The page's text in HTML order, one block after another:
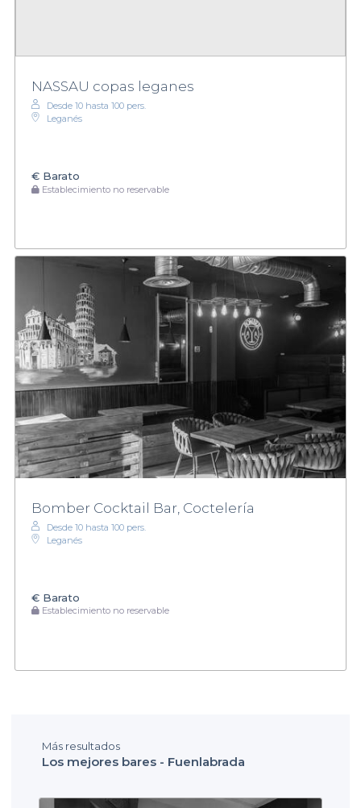
NASSAU copas leganes
Desde 10 hasta 100 pers.
Leganés
€ Barato
Establecimiento no reservable
Bomber Cocktail Bar, Coctelería
Desde 10 hasta 100 pers.
Leganés
€ Barato
Establecimiento no reservable
Más resultados
Los mejores bares - Fuenlabrada